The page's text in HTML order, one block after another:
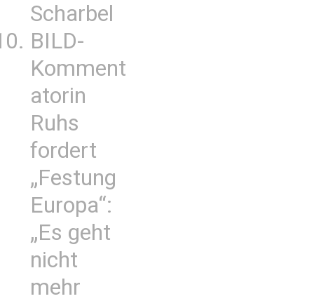
Scharbel
BILD-
Komment
atorin
Ruhs
fordert
„Festung
Europa“:
„Es geht
nicht
mehr